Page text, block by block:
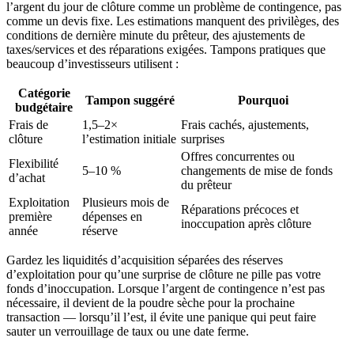
l’argent du jour de clôture comme un problème de contingence, pas
comme un devis fixe. Les estimations manquent des privilèges, des
conditions de dernière minute du prêteur, des ajustements de
taxes/services et des réparations exigées. Tampons pratiques que
beaucoup d’investisseurs utilisent :
Catégorie
budgétaire
Tampon suggéré
Pourquoi
Frais de
clôture
1,5–2×
l’estimation initiale
Frais cachés, ajustements,
surprises
Flexibilité
d’achat
5–10 %
Offres concurrentes ou
changements de mise de fonds
du prêteur
Exploitation
première
année
Plusieurs mois de
dépenses en
réserve
Réparations précoces et
inoccupation après clôture
Gardez les liquidités d’acquisition séparées des réserves
d’exploitation pour qu’une surprise de clôture ne pille pas votre
fonds d’inoccupation. Lorsque l’argent de contingence n’est pas
nécessaire, il devient de la poudre sèche pour la prochaine
transaction — lorsqu’il l’est, il évite une panique qui peut faire
sauter un verrouillage de taux ou une date ferme.